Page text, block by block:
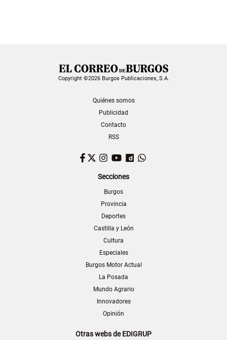
Copyright ©2026 Burgos Publicaciones, S.A.
Quiénes somos
Publicidad
Contacto
RSS
Facebook
TwitterInstagram
YouTubeDailymotion
Secciones
Burgos
Provincia
Deportes
Castilla y León
Cultura
Especiales
Burgos Motor Actual
La Posada
Mundo Agrario
Innovadores
Opinión
Otras webs de EDIGRUP